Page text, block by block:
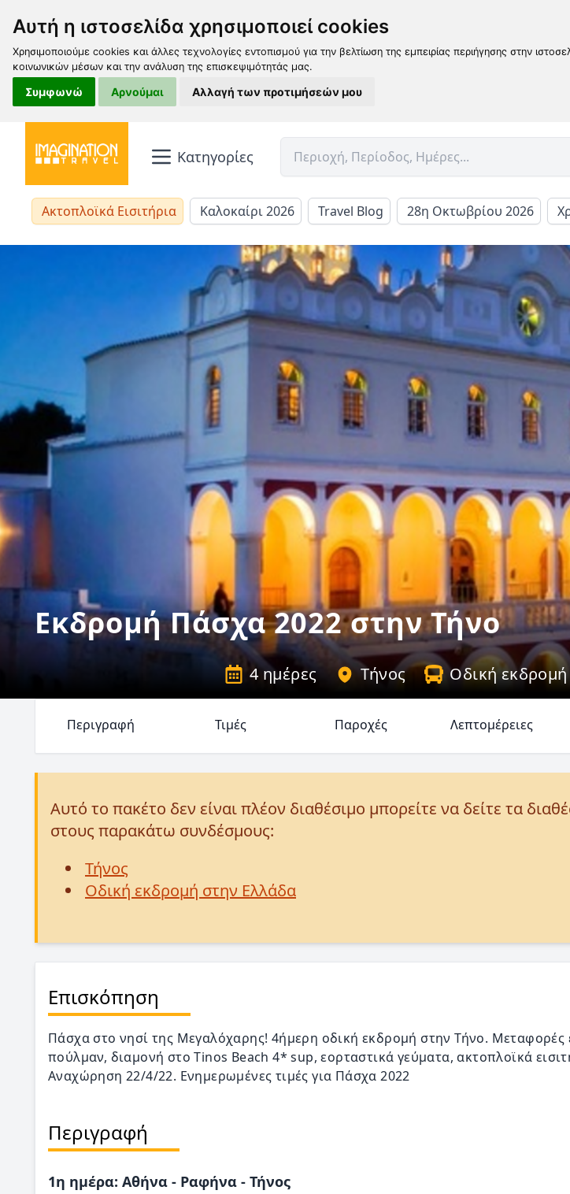
Αυτή η ιστοσελίδα χρησιμοποιεί cookies
Χρησιμοποιούμε cookies και άλλες τεχνολογίες εντοπισμού για την βελτίωση της εμπειρίας περιήγησης στην
κοινωνικών μέσων και την ανάλυση της επισκεψιμότητάς μας.
Συμφωνώ Αρνούμαι Αλλαγή των προτιμήσεών μου
Κατηγορίες
Ακτοπλοϊκά Εισιτήρια Καλοκαίρι 2026 Travel Blog 28η Οκτωβρίου 2026
Εκδρομή Πάσχα 2022 στην Τήνο
4 ημέρες Τήνος Οδική
Περιγραφή Τιμές Παροχές Λεπτομέρειες
Αυτό το πακέτο δεν είναι πλέον διαθέσιμο μπορείτε να δείτε τα
στους παρακάτω συνδέσμους:
Τήνος
Οδική εκδρομή στην Ελλάδα
Επισκόπηση
Πάσχα στο νησί της Μεγαλόχαρης! 4ήμερη οδική εκδρομή στην Τήνο. Μεταφορές
πούλμαν, διαμονή στο Tinos Beach 4* sup, εορταστικά γεύματα, ακτοπλοϊκά
Αναχώρηση 22/4/22. Ενημερωμένες τιμές για Πάσχα 2022
Περιγραφή
1η ημέρα: Αθήνα - Ραφήνα - Τήνος